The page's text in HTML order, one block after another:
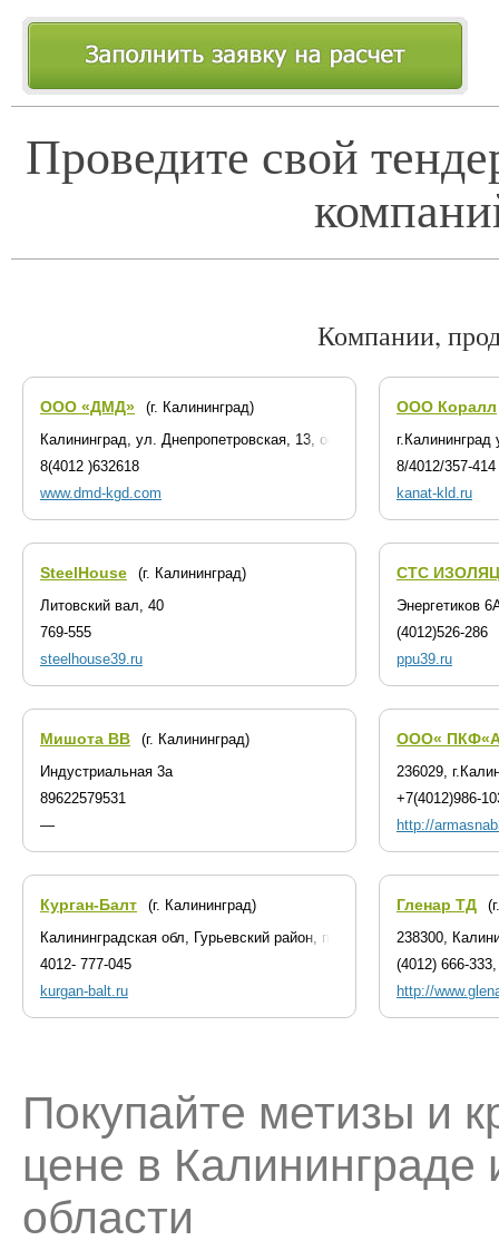
Проведите свой
Компании,
ООО «ДМД»
(г. Калининград)
Калининград, ул. Днепропетровская, 13, офис 118
8(4012 )632618
www.dmd-kgd.com
ООО Коралл
8/4012/357-414
kanat-kld.ru
SteelHouse
(г. Калининград)
Литовский вал, 40
769-555
steelhouse39.ru
СТС
Энергетиков
(4012)526-286
ppu39.ru
Мишота ВВ
(г. Калининград)
Индустриальная 3а
89622579531
—
ООО«
236029,
+7(4012)986-
http://
Курган-Балт
(г. Калининград)
Калининградская обл, Гурьевский район, пос. Невское,
4012- 777-045
kurgan-balt.ru
Гленар ТД
238300,
(4012) 666-
http://
Покупайте метизы и
цене в Калининграде
области